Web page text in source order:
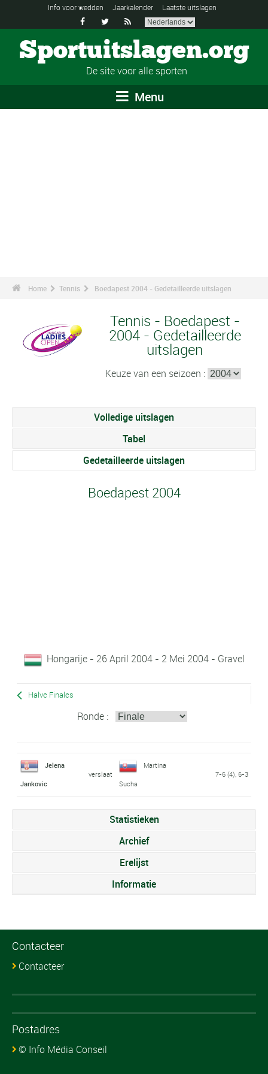
Info voor wedden Jaarkalender Laatste uitslagen
  
Sportuitslagen.org
De site voor alle sporten
Menu
Home Tennis Boedapest 2004 - Gedetailleerde uitslagen
Tennis - Boedapest -
2004 - Gedetailleerde
uitslagen
Keuze van een seizoen :
Volledige uitslagen
Tabel
Gedetailleerde uitslagen
Boedapest 2004
Hongarije - 26 April 2004 - 2 Mei 2004 - Gravel
Halve Finales
Ronde :
Jelena
Jankovic
verslaat
Martina
Sucha
7-6 (4), 6-3
Statistieken
Archief
Erelijst
Informatie
Contacteer
Contacteer
Postadres
© Info Média Conseil